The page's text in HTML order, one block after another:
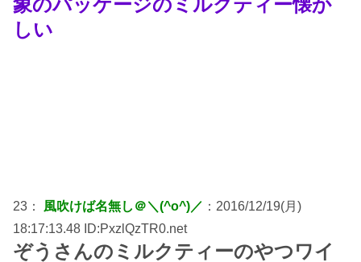
象のパッケージのミルクティー懐か
しい
23： 風吹けば名無し＠＼(^o^)／ ：2016/12/19(月)
18:17:13.48 ID:PxzlQzTR0.net
ぞうさんのミルクティーのやつワイ